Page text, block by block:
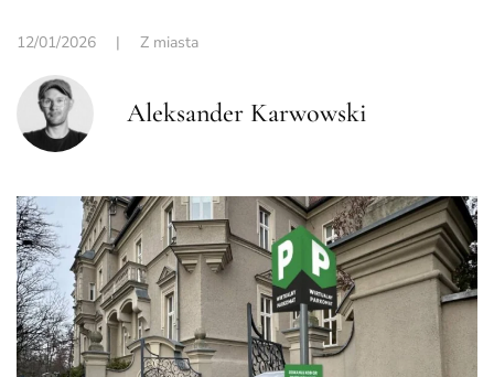
12/01/2026 | Z miasta
Aleksander Karwowski